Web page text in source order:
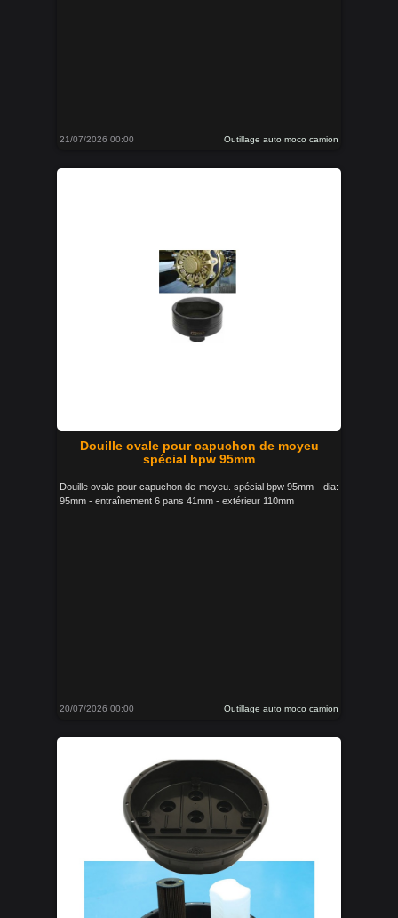
21/07/2026 00:00 Outillage auto moco camion
Douille ovale pour capuchon de moyeu
spécial bpw 95mm
Douille ovale pour capuchon de moyeu. spécial bpw 95mm - dia:
95mm - entraînement 6 pans 41mm - extérieur 110mm
20/07/2026 00:00 Outillage auto moco camion